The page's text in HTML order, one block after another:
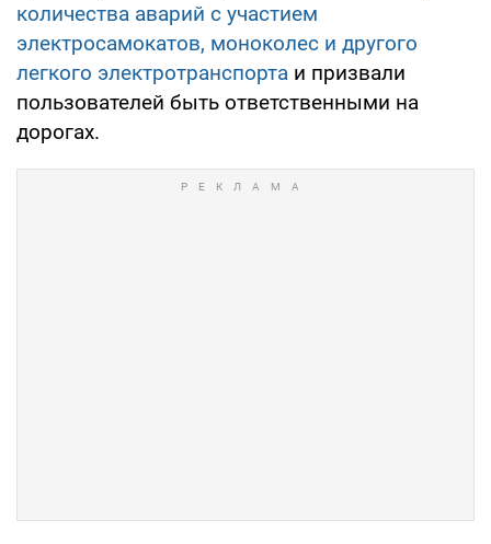
количества аварий с участием
электросамокатов, моноколес и другого
легкого электротранспорта и призвали
пользователей быть ответственными на
дорогах.